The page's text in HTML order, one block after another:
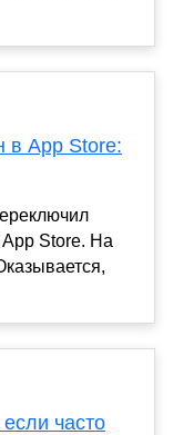
в App Store:
Store. На
часто